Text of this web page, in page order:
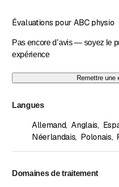
Évaluations pour ABC physio
Pas encore d’avis — soyez le
expérience
Remettre une
Langues
Allemand, Anglais,
Néerlandais, Polonais,
Domaines de traitement